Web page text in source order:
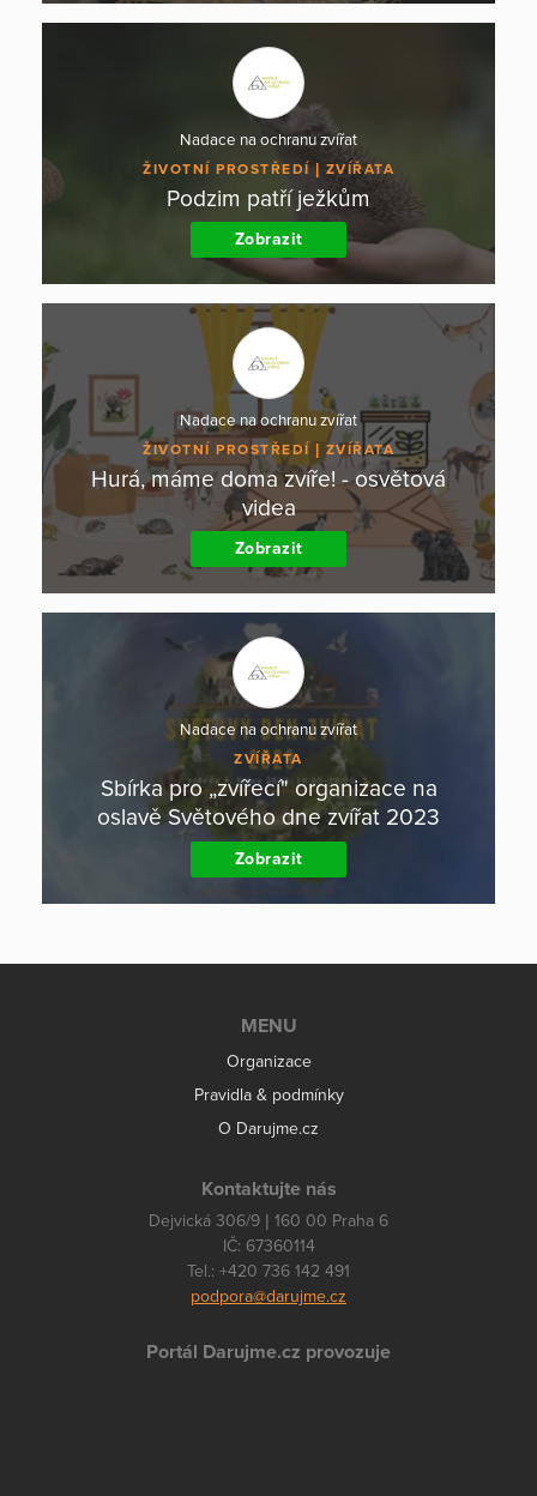
Nadace na ochranu zvířat
ŽIVOTNÍ PROSTŘEDÍ ZVÍŘATA
Podzim patří ježkům
Zobrazit
Nadace na ochranu zvířat
ŽIVOTNÍ PROSTŘEDÍ ZVÍŘATA
Hurá, máme doma zvíře! - osvětová
videa
Zobrazit
Nadace na ochranu zvířat
ZVÍŘATA
Sbírka pro „zvířecí" organizace na
oslavě Světového dne zvířat 2023
Zobrazit
MENU
Organizace
Pravidla & podmínky
O Darujme.cz
Kontaktujte nás
Dejvická 306/9 | 160 00 Praha 6
IČ: 67360114
Tel.: +420 736 142 491
podpora@darujme.cz
Portál Darujme.cz provozuje